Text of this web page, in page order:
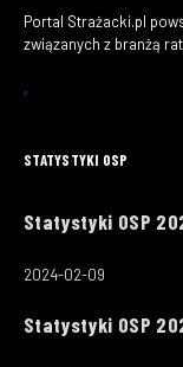
Portal Strażacki.pl
związanych z branżą
STATYSTYKI OSP
Statystyki OSP
2024-02-09
Statystyki OSP